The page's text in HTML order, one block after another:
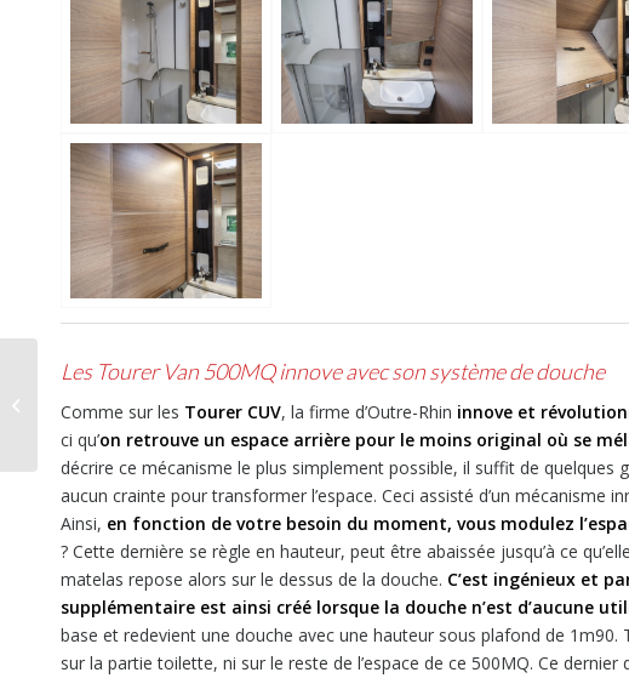
Les Tourer Van 500MQ innove avec son système de douche
Comme sur les Tourer CUV, la firme d’Outre-Rhin innove et
ci qu’on retrouve un espace arrière pour le moins original où se
décrire ce mécanisme le plus simplement possible, il suffit de
aucun crainte pour transformer l’espace. Ceci assisté d’un mécanisme
Ainsi, en fonction de votre besoin du moment, vous modulez
? Cette dernière se règle en hauteur, peut être abaissée jusqu’à ce
matelas repose alors sur le dessus de la douche. C’est ingénieux et
supplémentaire est ainsi créé lorsque la douche n’est d’aucune
base et redevient une douche avec une hauteur sous plafond de
sur la partie toilette, ni sur le reste de l’espace de ce 500MQ. Ce dernier
Nouveauté 2023,
Knaus Tourer CUV, la
révolution